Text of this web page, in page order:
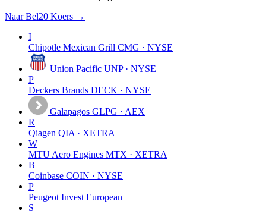
Naar Bel20 Koers →
I
Chipotle Mexican Grill CMG · NYSE
Union Pacific UNP · NYSE
P
Deckers Brands DECK · NYSE
Galapagos GLPG · AEX
R
Qiagen QIA · XETRA
W
MTU Aero Engines MTX · XETRA
B
Coinbase COIN · NYSE
P
Peugeot Invest European
S